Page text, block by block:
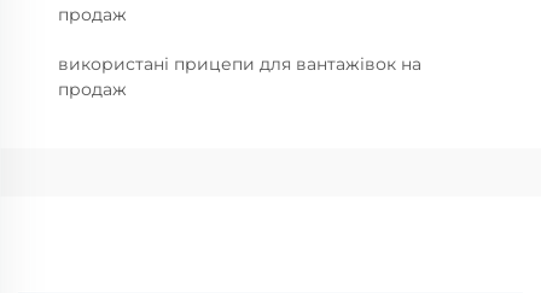
продаж
використані прицепи для вантажівок на
продаж